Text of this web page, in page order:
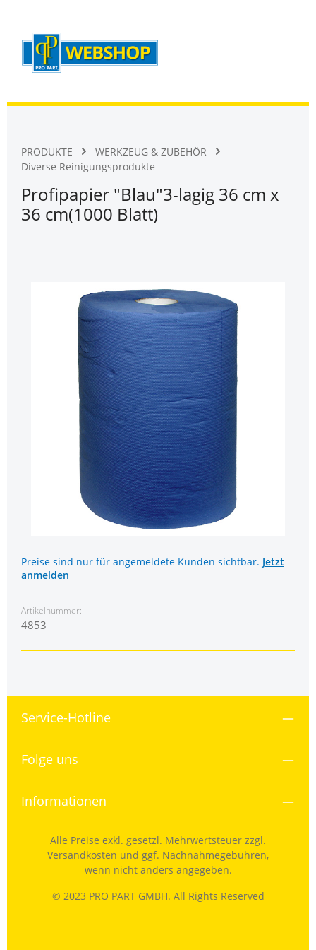
PRODUKTE
WERKZEUG & ZUBEHÖR
Diverse Reinigungsprodukte
Profipapier "Blau"3-lagig 36 cm x
36 cm(1000 Blatt)
Bildergalerie überspringen
Preise sind nur für angemeldete Kunden sichtbar. Jetzt
anmelden
Artikelnummer:
4853
Service-Hotline
Folge uns
Informationen
© 2023 PRO PART GMBH. All Rights Reserved
Alle Preise exkl. gesetzl. Mehrwertsteuer zzgl.
Versandkosten und ggf. Nachnahmegebühren,
wenn nicht anders angegeben.